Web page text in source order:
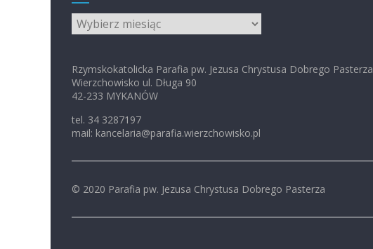
Archiwum
Rzymskokatolicka Parafia pw. Jezusa Chrystusa Dobrego Pasterza
Wierzchowisko ul. Długa 90
42-233 MYKANÓW
tel. 34 3287197
mail: kancelaria@parafia.wierzchowisko.pl
© 2020 Parafia pw. Jezusa Chrystusa Dobrego Pasterza